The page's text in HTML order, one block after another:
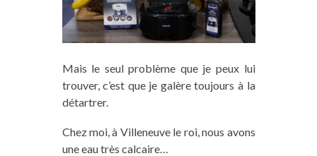
Mais le seul problème que je peux lui
trouver, c’est que je galère toujours à la
détartrer.
Chez moi, à Villeneuve le roi, nous avons
une eau très calcaire…